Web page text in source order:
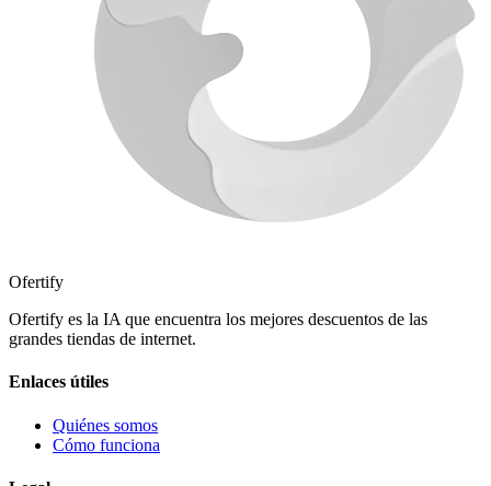
Ofertify
Ofertify es la IA que encuentra los mejores descuentos de las
grandes tiendas de internet.
Enlaces útiles
Quiénes somos
Cómo funciona